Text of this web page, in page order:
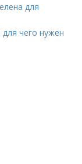
для
чего нужен